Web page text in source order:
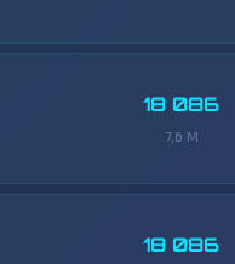
18 086
7,6 M
18 086